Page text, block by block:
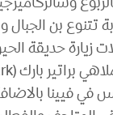
تتنوع بن الجبال
زيارة حديقة
فيينا بالاضافة